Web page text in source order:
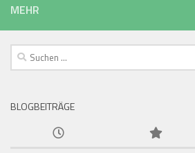
MEHR
Suchen
nach:
BLOGBEITRÄGE